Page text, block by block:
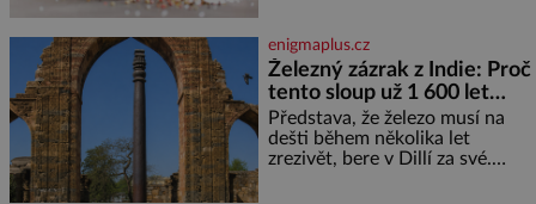
sladkých. Sůl je zdravá Ale v
ani ne třetinovém množství, než
je pro většinu populace běžné.
Její základní složky– sodík a
chlór – jsou zásadní pro
správné hospodaření
enigmaplus.cz
Železný zázrak z Indie: Proč
tento sloup už 1 600 let
nezná rez?
Představa, že železo musí na
dešti během několika let
zrezivět, bere v Dillí za své.